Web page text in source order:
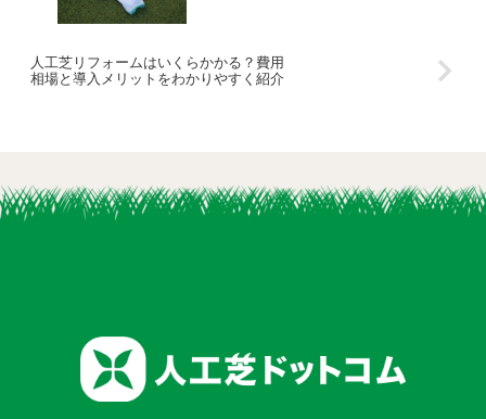
人工芝リフォームはいくらかかる？費用
相場と導入メリットをわかりやすく紹介